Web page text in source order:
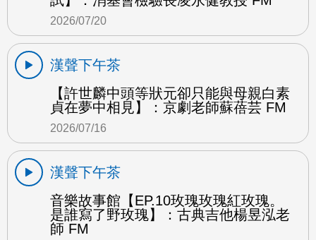
2026/07/20
漢聲下午茶
【許世麟中頭等狀元卻只能與母親白素
貞在夢中相見】：京劇老師蘇蓓芸 FM
2026/07/16
漢聲下午茶
音樂故事館【EP.10玫瑰玫瑰紅玫瑰。
是誰寫了野玫瑰】：古典吉他楊昱泓老
師 FM